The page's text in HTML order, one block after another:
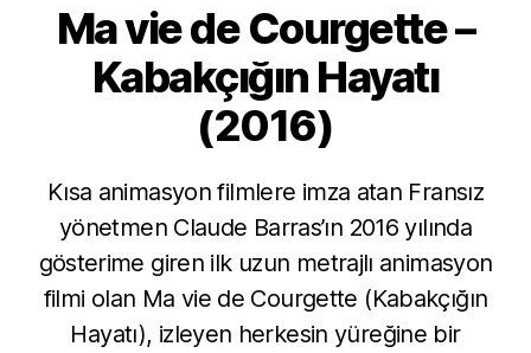
Ma vie de Courgette –
Kabakçığın Hayatı
(2016)
Kısa animasyon filmlere imza atan Fransız
yönetmen Claude Barras’ın 2016 yılında
gösterime giren ilk uzun metrajlı animasyon
filmi olan Ma vie de Courgette (Kabakçığın
Hayatı), izleyen herkesin yüreğine bir
a
z
a